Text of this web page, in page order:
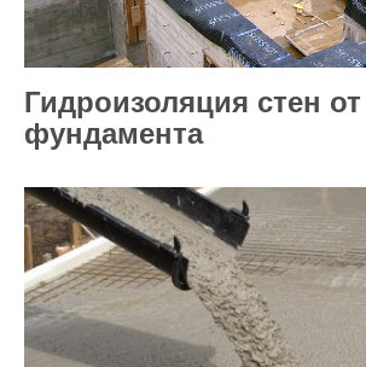
Гидроизоляция стен от
фундамента